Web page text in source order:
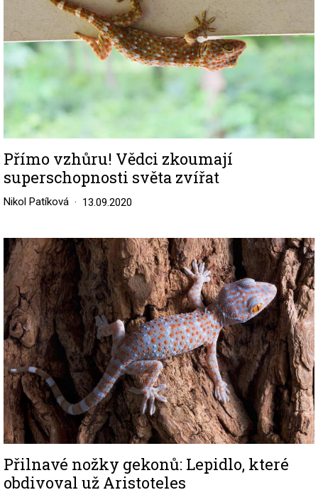
Přímo vzhůru! Vědci zkoumají
superschopnosti světa zvířat
Nikol Patíková 13.09.2020
Image
Přilnavé nožky gekonů: Lepidlo, které
obdivoval už Aristoteles